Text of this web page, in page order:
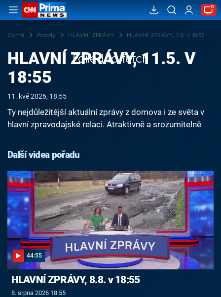
Domů Pořady HLAVNÍ ZPRÁVY HLAVNÍ ZPRÁVY, 11.5. v 18:55
Failed to fetch
HLAVNÍ ZPRÁVY, 11.5. V
18:55
11. kvě 2026, 18:55
Ty nejdůležitější aktuální zprávy z domova i ze světa v
hlavní zpravodajské relaci. Atraktivně a srozumitelně
Další videa pořadu
44:55
HLAVNÍ ZPRÁVY, 8.8. v 18:55
8. srpna 2026 18:55